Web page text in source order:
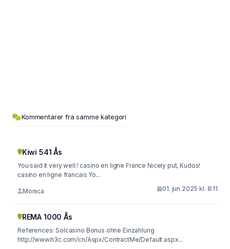
Kommentarer fra samme kategori
Kiwi 541 Ås
You said it very well.! casino en ligne France Nicely put, Kudos!
casino en ligne francais Yo...
Monica 01. jun 2025 kl. 8:11
REMA 1000 Ås
References: Solcasino Bonus ohne Einzahlung
http://www.h3c.com/cn/Aspx/ContractMe/Default.aspx...